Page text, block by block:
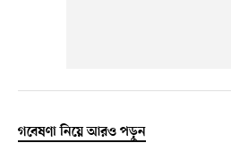
গবেষণা নিয়ে আরও পড়ুন